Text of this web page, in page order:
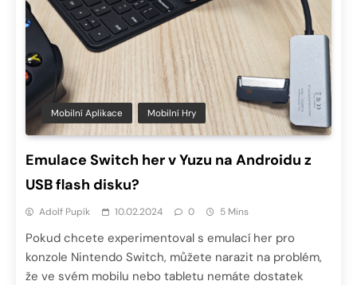
Mobilní Aplikace Mobilní Hry
Emulace Switch her v Yuzu na Androidu z
USB flash disku?
Adolf Pupík 10.02.2024 0 5 Mins
Pokud chcete experimentoval s emulací her pro
konzole Nintendo Switch, můžete narazit na problém,
že ve svém mobilu nebo tabletu nemáte dostatek